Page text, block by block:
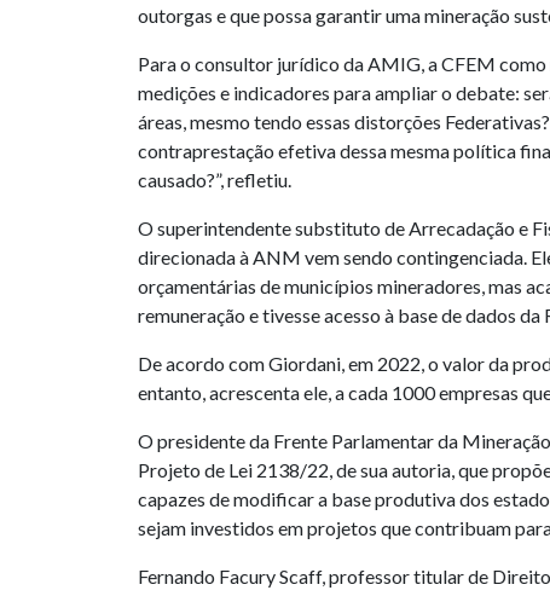
outorgas e que possa garantir uma mineração
Para o consultor jurídico da AMIG, a CFEM
medições e indicadores para ampliar o debate:
áreas, mesmo tendo essas distorções
contraprestação efetiva dessa mesma política
causado?”, refletiu.
O superintendente substituto de Arrecadação e
direcionada à ANM vem sendo contingenciada.
orçamentárias de municípios mineradores, mas
remuneração e tivesse acesso à base de dados
De acordo com Giordani, em 2022, o valor da
entanto, acrescenta ele, a cada 1000 empresas
O presidente da Frente Parlamentar da
Projeto de Lei 2138/22, de sua autoria, que
capazes de modificar a base produtiva dos
sejam investidos em projetos que contribuam
Fernando Facury Scaff, professor titular de